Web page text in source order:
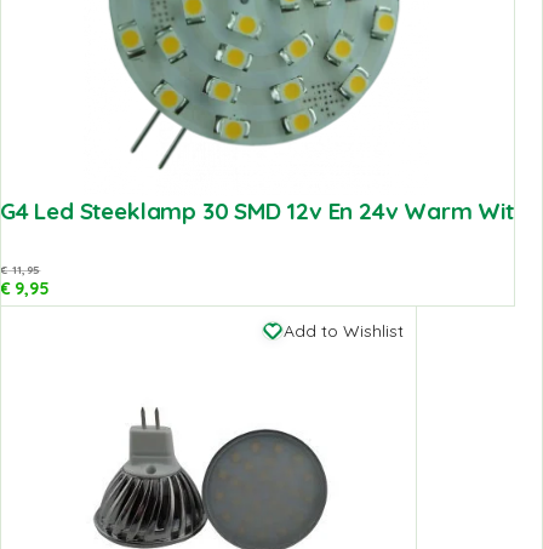
G4 Led Steeklamp 30 SMD 12v En 24v Warm Wit
€11,95
€9,95
Add to Wishlist